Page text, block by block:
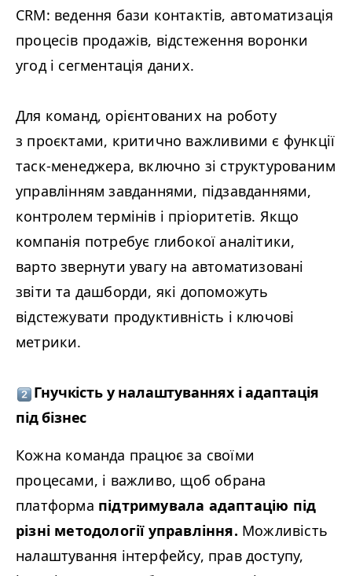
CRM: ведення бази контактів, автоматизація
процесів продажів, відстеження воронки
угод і сегментація даних.
Для команд, орієнтованих на роботу
з проєктами, критично важливими є функції
таск-менеджера, включно зі структурованим
управлінням завданнями, підзавданнями,
контролем термінів і пріоритетів. Якщо
компанія потребує глибокої аналітики,
варто звернути увагу на автоматизовані
звіти та дашборди, які допоможуть
відстежувати продуктивність і ключові
метрики.
Гнучкість у налаштуваннях і адаптація
під бізнес
Кожна команда працює за своїми
процесами, і важливо, щоб обрана
платформа підтримувала адаптацію під
різні методології управління. Можливість
налаштування інтерфейсу, прав доступу,